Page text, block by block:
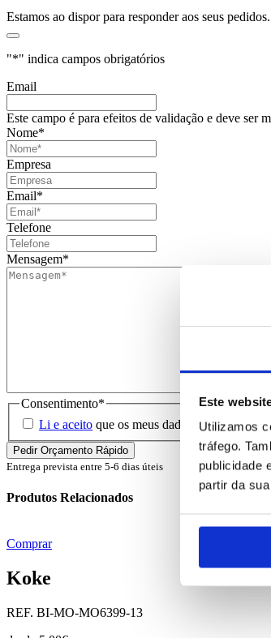
Este
Utilizamos
tráfego.
publicidade
partir da
Estamos ao dispor para responder aos seus pedidos.
"*" indica campos obrigatórios
Email
Este campo é para efeitos de validação e deve ser
Nome*
Empresa
Email*
Telefone
Mensagem*
Consentimento*
Li e aceito que os meus dados sejam
Entrega prevista entre 5-6 dias úteis
Produtos Relacionados
Comprar
Koke
REF. BI-MO-MO6399-13